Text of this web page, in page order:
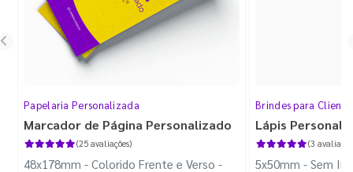
Papelaria Personalizada
Marcador de Página Personalizado
(25 avaliações)
48x178mm - Colorido Frente e Verso -
Brindes para
Lápis
(3
5x50mm - Sem